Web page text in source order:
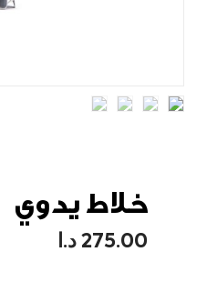
خلاط يدوي
275.00 د.ا